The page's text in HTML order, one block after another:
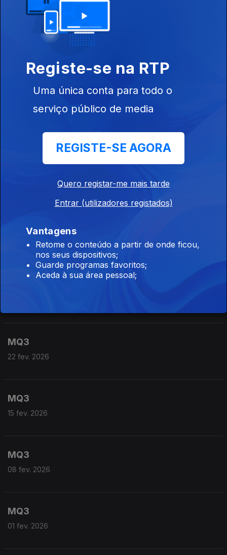
05 abr. 2026
29 mar. 2026
22 mar. 2026
MQ3
08 mar. 2026
MQ3
22 fev. 2026
MQ3
15 fev. 2026
MQ3
08 fev. 2026
MQ3
01 fev. 2026
Registe-se na RTP
Uma única conta para todo o
serviço público de media
REGISTE-SE AGORA
Quero registar-me mais tarde
Entrar (utilizadores registados)
Vantagens
Retome o conteúdo a partir de onde ficou,
nos seus dispositivos;
Guarde programas favoritos;
Aceda à sua área pessoal;